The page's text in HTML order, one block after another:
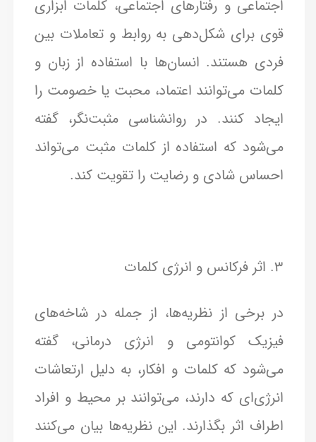
اجتماعی و رفتارهای اجتماعی، کلمات ابزاری
قوی برای شکل‌دهی به روابط و تعاملات بین
فردی هستند. انسان‌ها با استفاده از زبان و
کلمات می‌توانند اعتماد، محبت یا خصومت را
ایجاد کنند. در روانشناسی مثبت‌نگر، گفته
می‌شود که استفاده از کلمات مثبت می‌تواند
احساس شادی و رضایت را تقویت کند.
3. اثر فرکانس و انرژی کلمات
در برخی از نظریه‌ها، از جمله در شاخه‌های
فیزیک کوانتومی و انرژی درمانی، گفته
می‌شود که کلمات و افکار، به دلیل ارتعاشات
انرژی‌ای که دارند، می‌توانند بر محیط و افراد
اطراف اثر بگذارند. این نظریه‌ها بیان می‌کنند